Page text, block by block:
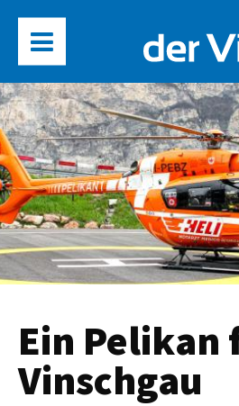
Ein Pelikan
Vinschgau